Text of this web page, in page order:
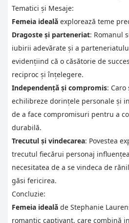
Tematici și Mesaje:
Femeia ideală explorează teme
Dragoste și parteneriat: Romanul
iubirii adevărate și a
evidențiind că o căsătorie de
reciproc și înțelegere.
Independență și compromis: Caro
echilibreze dorințele personale și
de a face compromisuri pentru a
durabilă.
Trecutul și vindecarea: Povestea
trecutul fiecărui personaj
necesitatea de a se vindeca de
găsi fericirea.
Concluzie:
Femeia ideală de Stephanie
romantic captivant, care combină